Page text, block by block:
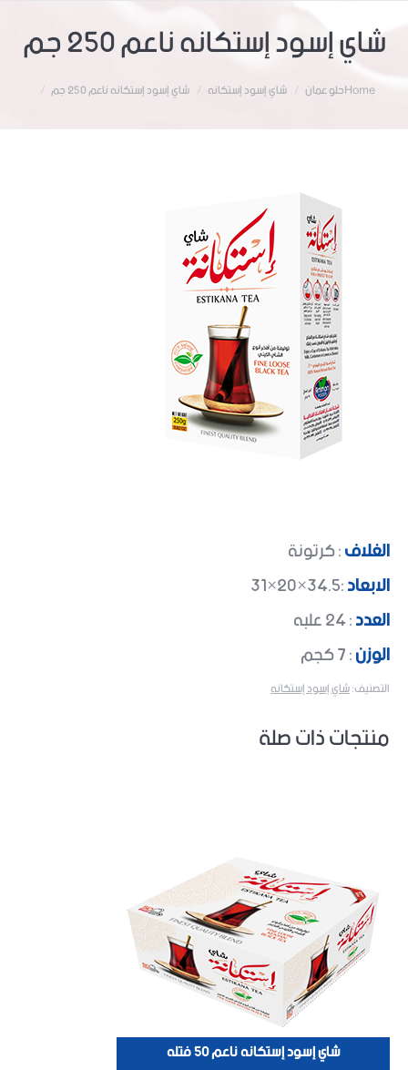
شاي إسود إستكانه ناعم 250 جم
Homeحلو عمان شاي إسود إستكانه شاي إسود إستكانه ناعم 250 جم
الغلاف: كرتونة
الابعاد:34.5×20×31
العدد: 24 علبه
الوزن: 7 كجم
التصنيف:شاي إسود إستكانه
منتجات ذات صلة
شاي إسود إستكانه ناعم 50 فتله